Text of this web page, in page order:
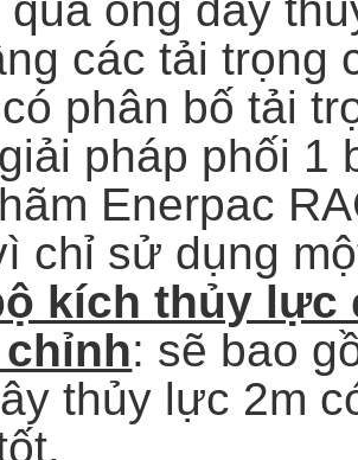
qua ống dây
các tải trọng
phân bố tải
pháp phối 1
Enerpac
chỉ sử dụng
kích thủy lực
: sẽ bao
thủy lực 2m